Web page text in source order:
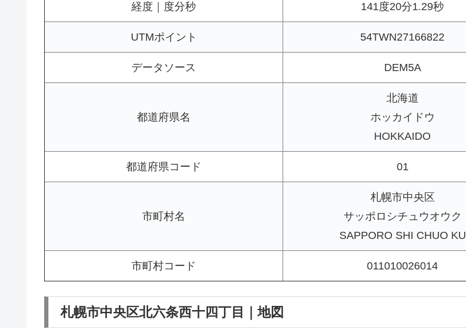
経度｜度分秒 141度20分1.29秒
UTMポイント 54TWN27166822
データソース DEM5A
都道府県名
北海道
ホッカイドウ
HOKKAIDO
都道府県コード 01
市町村名
札幌市中央区
サッポロシチュウオウク
SAPPORO SHI CHUO KU
市町村コード 011010026014
札幌市中央区北六条西十四丁目｜地図